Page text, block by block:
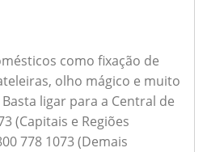
como fixação de
olho mágico e muito
Basta ligar para a Central de
(Capitais e Regiões
778 1073 (Demais